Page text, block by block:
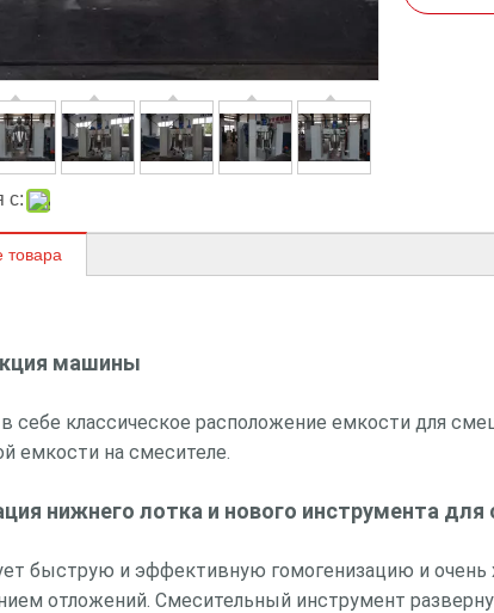
с:
товара
машины
себе классическое расположение емкости для
емкости на смесителе.
нижнего лотка и нового инструмента
быструю и эффективную гомогенизацию и
отложений. Смесительный инструмент